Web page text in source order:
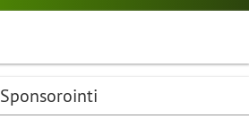
Sponsorointi